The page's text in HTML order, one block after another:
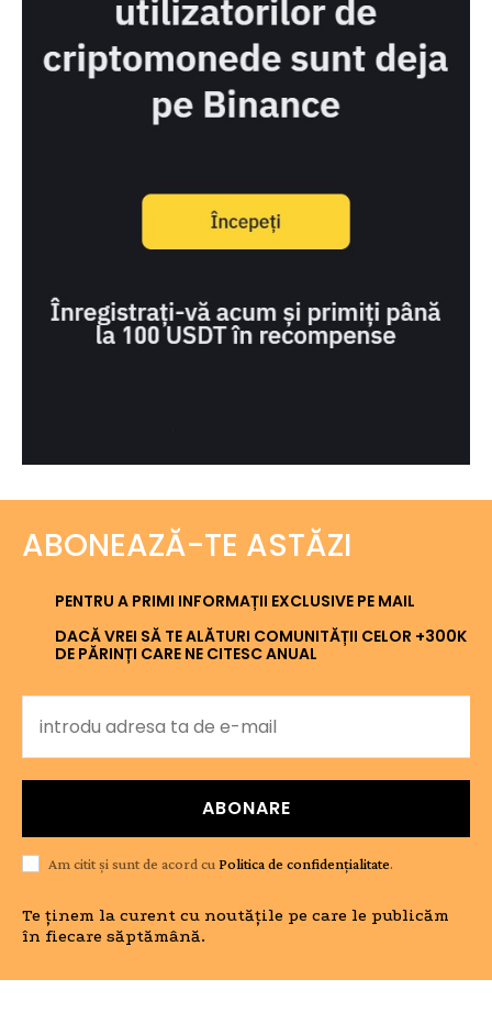
ABONEAZĂ-TE ASTĂZI
PENTRU A PRIMI INFORMAȚII EXCLUSIVE PE MAIL
DACĂ VREI SĂ TE ALĂTURI COMUNITĂȚII CELOR +300K
DE PĂRINȚI CARE NE CITESC ANUAL
ABONARE
Am citit și sunt de acord cu Politica de confidențialitate.
Te ținem la curent cu noutățile pe care le publicăm
în fiecare săptămână.